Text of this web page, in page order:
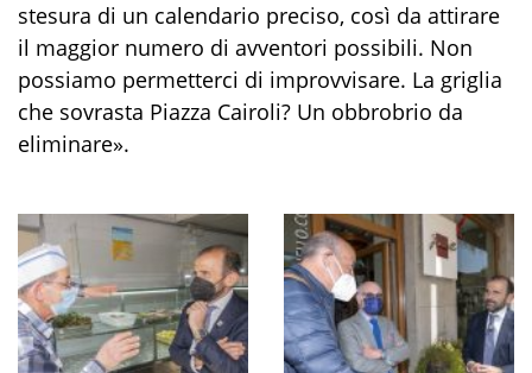
stesura di un calendario preciso, così da attirare
il maggior numero di avventori possibili. Non
possiamo permetterci di improvvisare. La griglia
che sovrasta Piazza Cairoli? Un obbrobrio da
eliminare».